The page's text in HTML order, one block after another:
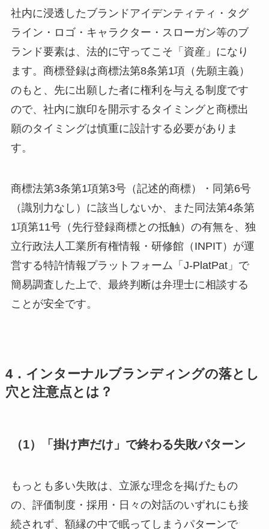
社内に浸透したブランドアイデンティティ・タグ
ライン・ロゴ・キャラクター・スローガン等のブ
ランド要素は、法的に守ってこそ「資産」になり
ます。商標登録は商標法第8条第1項（先願主義）
のもと、先に出願した者に権利を与える制度です
ので、社内に旗印を開示するタイミングと商標出
願のタイミングは慎重に設計する必要がありま
す。
商標法第3条第1項第3号（記述的商標）・同第6号
（識別力なし）に該当しないか、また同法第4条第
1項第11号（先行登録商標との抵触）の有無を、独
立行政法人工業所有権情報・研修館（INPIT）が運
営する特許情報プラットフォーム「J-PlatPat」で
簡易調査した上で、最終判断は弁理士に相談する
ことが安全です。
4．インターナルブランディングの落とし
穴と注意点とは？
（1）「掛け声だけ」で終わる失敗パターン
もっとも多い失敗は、立派な理念を掲げたもの
の、評価制度・採用・日々の対話のいずれにも接
続されず、額縁の中で眠ってしまうパターンで